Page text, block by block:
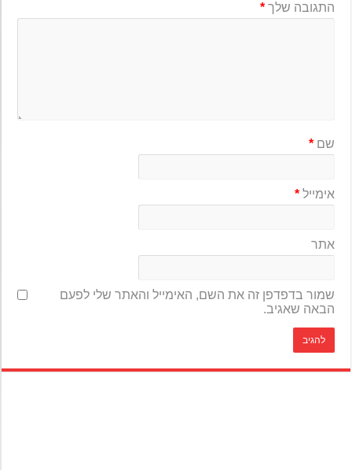
התגובה שלך*
שם*
אימייל*
אתר
שמור בדפדפן זה את השם, האימייל והאתר שלי לפעם
הבאה שאגיב.